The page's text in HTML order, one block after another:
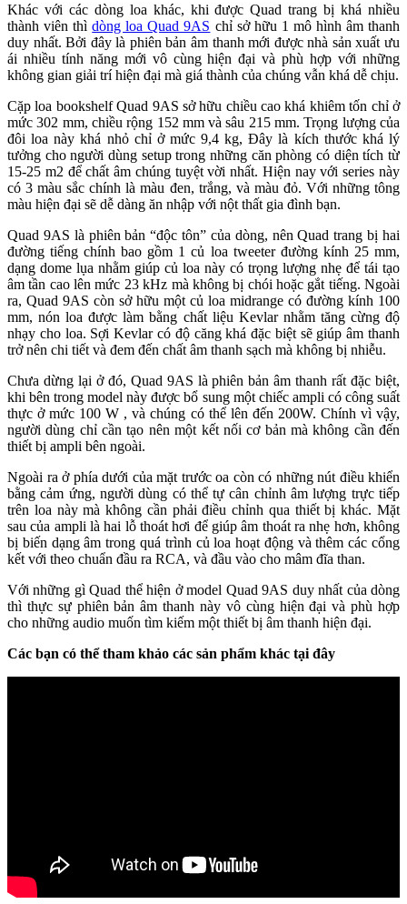
Khác với các dòng loa khác, khi được Quad trang bị khá nhiều
thành viên thìdòng loa Quad 9AS chỉ sở hữu 1 mô hình âm thanh
duy nhất. Bởi đây là phiên bản âm thanh mới được nhà sản xuất ưu
ái nhiều tính năng mới vô cùng hiện đại và phù hợp với những
không gian giải trí hiện đại mà giá thành của chúng vẫn khá dễ chịu.
Cặp loa bookshelf Quad 9AS sở hữu chiều cao khá khiêm tốn chỉ ở
mức 302 mm, chiều rộng 152 mm và sâu 215 mm. Trọng lượng của
đôi loa này khá nhỏ chỉ ở mức 9,4 kg, Đây là kích thước khá lý
tưởng cho người dùng setup trong những căn phòng có diện tích từ
15-25 m2 để chất âm chúng tuyệt vời nhất. Hiện nay với series này
có 3 màu sắc chính là màu đen, trắng, và màu đỏ. Với những tông
màu hiện đại sẽ dễ dàng ăn nhập với nột thất gia đình bạn.
Quad 9AS là phiên bản “độc tôn” của dòng, nên Quad trang bị hai
đường tiếng chính bao gồm 1 củ loa tweeter đường kính 25 mm,
dạng dome lụa nhằm giúp củ loa này có trọng lượng nhẹ để tái tạo
âm tần cao lên mức 23 kHz mà không bị chói hoặc gắt tiếng. Ngoài
ra, Quad 9AS còn sở hữu một củ loa midrange có đường kính 100
mm, nón loa được làm bằng chất liệu Kevlar nhằm tăng cừng độ
nhạy cho loa. Sợi Kevlar có độ căng khá đặc biệt sẽ giúp âm thanh
trở nên chi tiết và đem đến chất âm thanh sạch mà không bị nhiễu.
Chưa dừng lại ở đó, Quad 9AS là phiên bản âm thanh rất đặc biệt,
khi bên trong model này được bổ sung một chiếc ampli có công suất
thực ở mức 100 W , và chúng có thể lên đến 200W. Chính vì vậy,
người dùng chỉ cần tạo nên một kết nối cơ bản mà không cần đến
thiết bị ampli bên ngoài.
Ngoài ra ở phía dưới của mặt trước oa còn có những nút điều khiển
bằng cảm ứng, người dùng có thể tự cân chỉnh âm lượng trực tiếp
trên loa này mà không cần phải điều chỉnh qua thiết bị khác. Mặt
sau của ampli là hai lỗ thoát hơi để giúp âm thoát ra nhẹ hơn, không
bị biến dạng âm trong quá trình củ loa hoạt động và thêm các cổng
kết với theo chuẩn đầu ra RCA, và đầu vào cho mâm đĩa than.
Với những gì Quad thể hiện ở model Quad 9AS duy nhất của dòng
thì thực sự phiên bản âm thanh này vô cùng hiện đại và phù hợp
cho những audio muốn tìm kiếm một thiết bị âm thanh hiện đại.
Các bạn có thể tham khảo các sản phẩm khác tại đây